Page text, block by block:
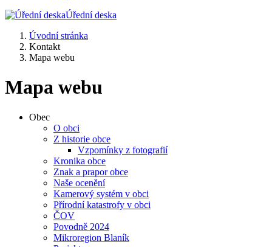
Úřední deska
Úvodní stránka
Kontakt
Mapa webu
Mapa webu
Obec
O obci
Z historie obce
Vzpomínky z fotografií
Kronika obce
Znak a prapor obce
Naše ocenění
Kamerový systém v obci
Přírodní katastrofy v obci
ČOV
Povodně 2024
Mikroregion Blaník